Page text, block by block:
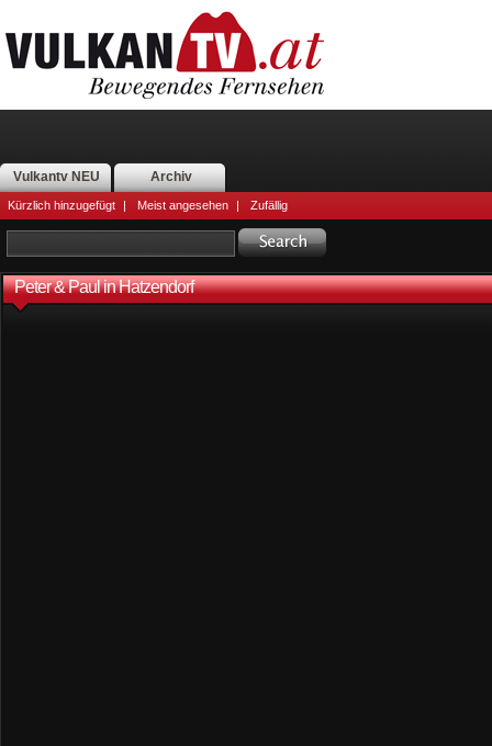
Vulkantv NEU Archiv
Kürzlich hinzugefügt | Meist angesehen | Zufällig
Peter & Paul in Hatzendorf